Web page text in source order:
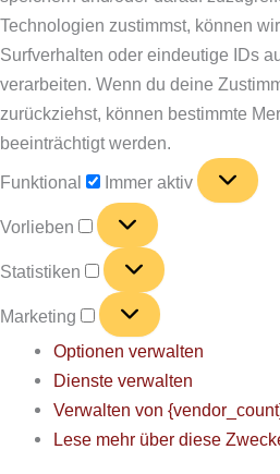
Technologien zustimmst, können
Surfverhalten oder eindeutige IDs
verarbeiten. Wenn du deine
zurückziehst, können bestimmte
beeinträchtigt werden.
Funktional
Immer aktiv
Vorlieben
Vorlieben
Statistiken
Statistiken
Marketing
Marketing
Optionen verwalten
Dienste verwalten
Verwalten von
Lese mehr über diese